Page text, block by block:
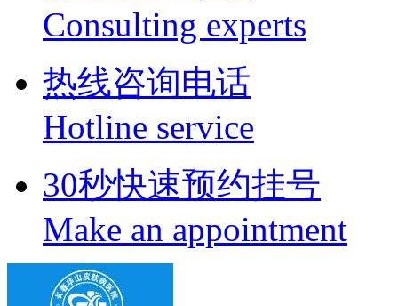
Consulting experts
热线咨询电话
Hotline service
30秒快速预约挂号
Make an appointment